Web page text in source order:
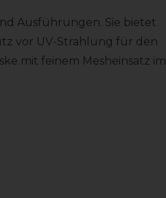
Ausführungen. Sie bietet
vor UV-Strahlung für den
mit feinem Mesheinsatz im